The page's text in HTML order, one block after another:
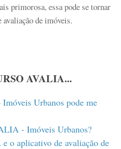
primorosa, essa pode se tornar
de imóveis.
AVALIA...
Urbanos pode me
- Imóveis Urbanos?
o aplicativo de avaliação de